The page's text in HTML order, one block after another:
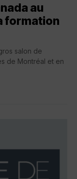
au
formation
salon de
de Montréal et en